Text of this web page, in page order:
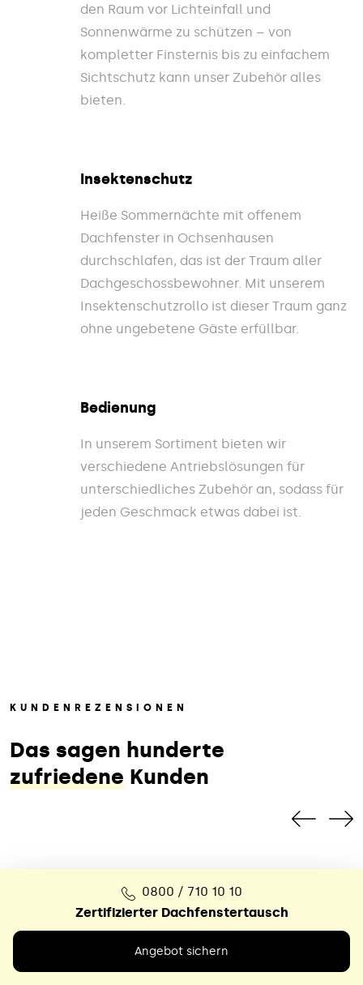
den Raum vor Lichteinfall und
Sonnenwärme zu schützen – von
kompletter Finsternis bis zu einfachem
Sichtschutz kann unser Zubehör alles
bieten.
Insektenschutz
Heiße Sommernächte mit offenem
Dachfenster in Ochsenhausen
durchschlafen, das ist der Traum aller
Dachgeschossbewohner. Mit unserem
Insektenschutzrollo ist dieser Traum ganz
ohne ungebetene Gäste erfüllbar.
Bedienung
In unserem Sortiment bieten wir
verschiedene Antriebslösungen für
unterschiedliches Zubehör an, sodass für
jeden Geschmack etwas dabei ist.
KUNDENREZENSIONEN
Das sagen hunderte
zufriedene Kunden
Das war ein echter Glücksfall
Nach dem völlig überzogenen
0800 / 710 10 10
Zertifizierter Dachfenstertausch
Angebot sichern